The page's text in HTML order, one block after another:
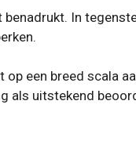
benadrukt. In
op een breed scala
als uitstekend